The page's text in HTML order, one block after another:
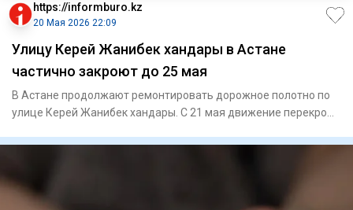
https://informburo.kz
20 Мая 2026 22:09
Улицу Керей Жанибек хандары в Астане
частично закроют до 25 мая
В Астане продолжают ремонтировать дорожное полотно по
улице Керей Жанибек хандары. С 21 мая движение перекроют